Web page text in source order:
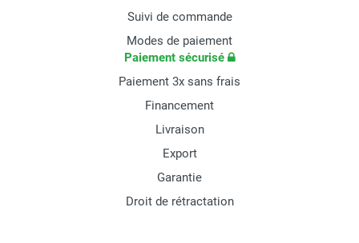
Suivi de commande
Modes de paiement
Paiement sécurisé
Paiement 3x sans frais
Financement
Livraison
Export
Garantie
Droit de rétractation